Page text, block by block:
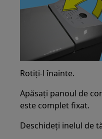
Rotiți-l înainte.
Apăsați panoul de
este complet fixat.
Deschideți inelul de